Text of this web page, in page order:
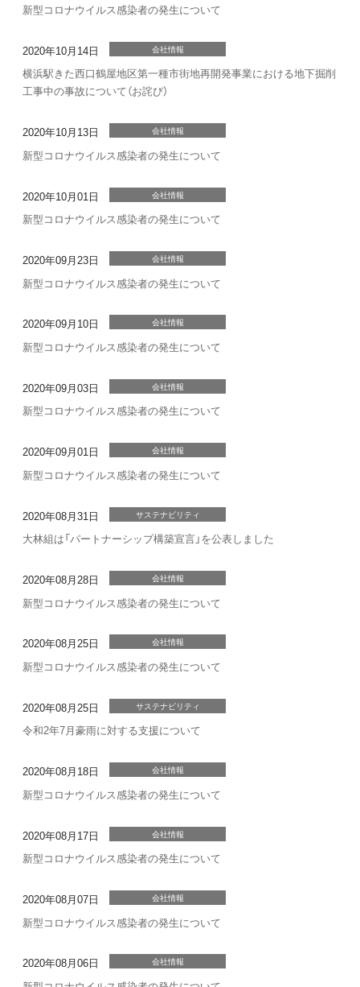
新型コロナウイルス感染者の発生について
2020年10月14日 会社情報
横浜駅きた西口鶴屋地区第一種市街地再開発事業における地下掘削
工事中の事故について（お詫び）
2020年10月13日 会社情報
新型コロナウイルス感染者の発生について
2020年10月01日 会社情報
新型コロナウイルス感染者の発生について
2020年09月23日 会社情報
新型コロナウイルス感染者の発生について
2020年09月10日 会社情報
新型コロナウイルス感染者の発生について
2020年09月03日 会社情報
新型コロナウイルス感染者の発生について
2020年09月01日 会社情報
新型コロナウイルス感染者の発生について
2020年08月31日 サステナビリティ
大林組は「パートナーシップ構築宣言」を公表しました
2020年08月28日 会社情報
新型コロナウイルス感染者の発生について
2020年08月25日 会社情報
新型コロナウイルス感染者の発生について
2020年08月25日 サステナビリティ
令和2年7月豪雨に対する支援について
2020年08月18日 会社情報
新型コロナウイルス感染者の発生について
2020年08月17日 会社情報
新型コロナウイルス感染者の発生について
2020年08月07日 会社情報
新型コロナウイルス感染者の発生について
2020年08月06日 会社情報